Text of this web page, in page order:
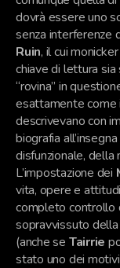
dovrà essere uno
senza interferenze
Ruin, il cui
chiave di lettura
“rovina” in
esattamente come
descrivevano con
biografia
disfunzionale, della
L’impostazione dei
vita, opere e
completo controllo
sopravvissuto
(anche se Tairrie
stato uno dei